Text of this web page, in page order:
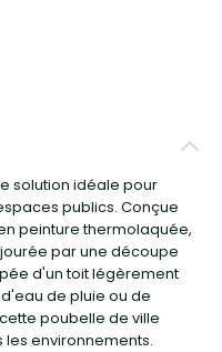
solution idéale pour
publics. Conçue
peinture thermolaquée,
par une découpe
d'un toit légèrement
de pluie ou de
poubelle de ville
environnements.